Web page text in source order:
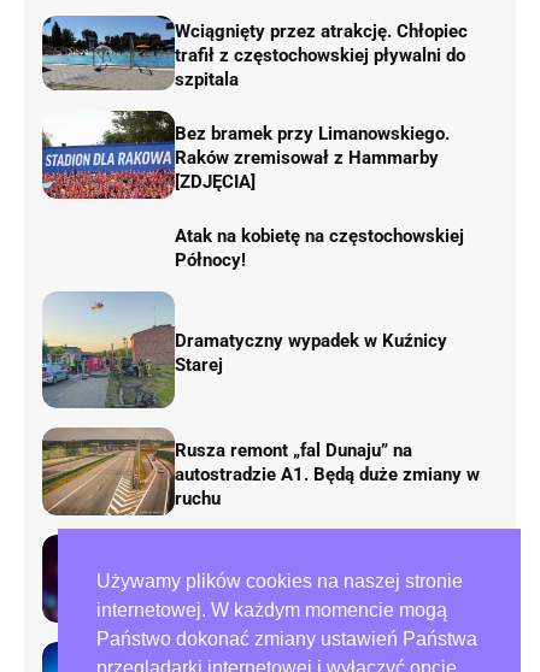
Używamy plików cookies na naszej stronie
internetowej. W każdym momencie mogą
Państwo dokonać zmiany ustawień Państwa
przeglądarki internetowej i wyłączyć opcję
Wciągnięty przez atrakcję. Chłopiec
trafił z częstochowskiej pływalni do
szpitala
Bez bramek przy Limanowskiego.
Raków zremisował z Hammarby
[ZDJĘCIA]
Atak na kobietę na częstochowskiej
Północy!
Dramatyczny wypadek w Kuźnicy
Starej
Rusza remont „fal Dunaju” na
autostradzie A1. Będą duże zmiany w
ruchu
Tragedia przy ulicy Zana w
Częstochowie. Nie żyje mężczyzna